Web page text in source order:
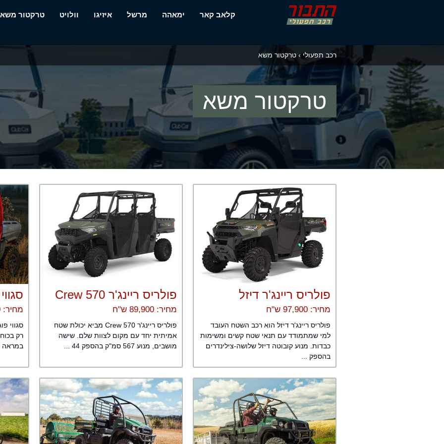
קלאב קאר ימאהה מרשל איזיגו וולויט טרקטור משא
רכב תפעולי› טרקטור משא
טרקטור משא
פולריס ריינג'ר דיזל
מחיר: 97,900 ש"ח
פולריס ריינג'ר דיזל הוא רכב השטח העובד
למי שמתמודד עם תנאי שטח קשים ומשימות
כבדות. מנוע קובוטה דיזל שלושה-צילינדרים
בהספק ...
פולריס ריינג'ר Crew 570
מחיר: 89,900 ש"ח
פולריס ריינג'ר Crew 570 מביא יכולת שטח
אמיתית יחד עם מקום לצוות שלם. שישה
מושבים, מנוע 567 סמ"ק בהספק 44 ...
מחיר: 75,990 ש"ח
סגווי
רק
במראה